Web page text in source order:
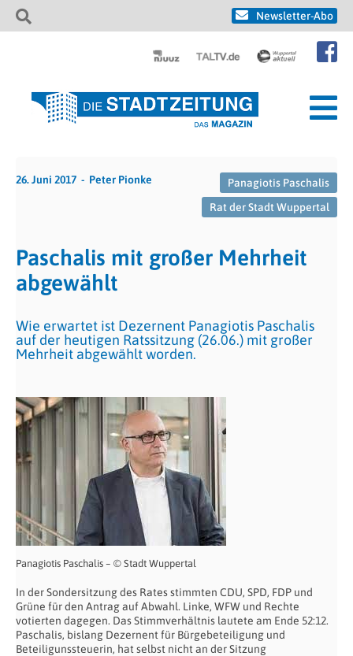
Newsletter-Abo
26. Juni 2017 Peter Pionke
Panagiotis Paschalis
Rat der Stadt Wuppertal
Paschalis mit großer Mehrheit
abgewählt
Wie erwartet ist Dezernent Panagiotis Paschalis
auf der heutigen Ratssitzung (26.06.) mit großer
Mehrheit abgewählt worden.
Panagiotis Paschalis – © Stadt Wuppertal
In der Sondersitzung des Rates stimmten CDU, SPD, FDP und
Grüne für den Antrag auf Abwahl. Linke, WFW und Rechte
votierten dagegen. Das Stimmverhältnis lautete am Ende 52:12.
Paschalis, bislang Dezernent für Bürgebeteiligung und
Beteiligunssteuerin, hat selbst nicht an der Sitzung